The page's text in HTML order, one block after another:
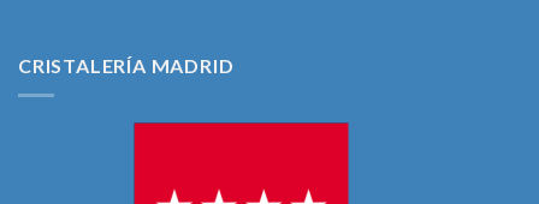
CRISTALERÍA MADRID